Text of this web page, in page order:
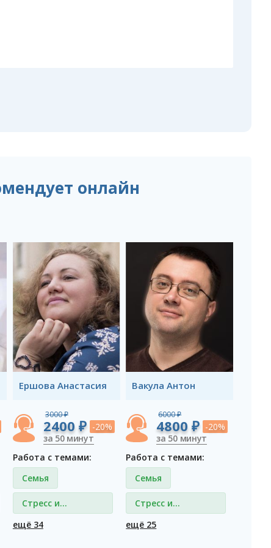
онлайн
Ершова Анастасия
3000 ₽
2400 ₽ -20%
за 50 минут
Работа с темами:
Семья
Стресс и
депрессия
ещё 34
Вакула Антон
6000 ₽
4800 ₽ -20%
за 50 минут
Работа с темами:
Семья
Стресс и
депрессия
ещё 25